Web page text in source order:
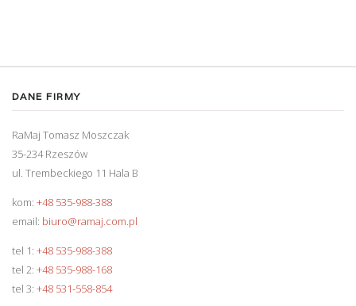
DANE FIRMY
RaMaj Tomasz Moszczak
35-234 Rzeszów
ul. Trembeckiego 11 Hala B
kom: +48 535-988-388
email: biuro@ramaj.com.pl
tel 1: +48 535-988-388
tel 2: +48 535-988-168
tel 3: +48 531-558-854